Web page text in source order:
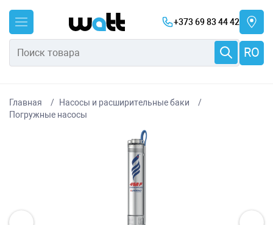
+373 69 83 44 42
RO
Главная
Насосы и расширительные баки
Погружные насосы